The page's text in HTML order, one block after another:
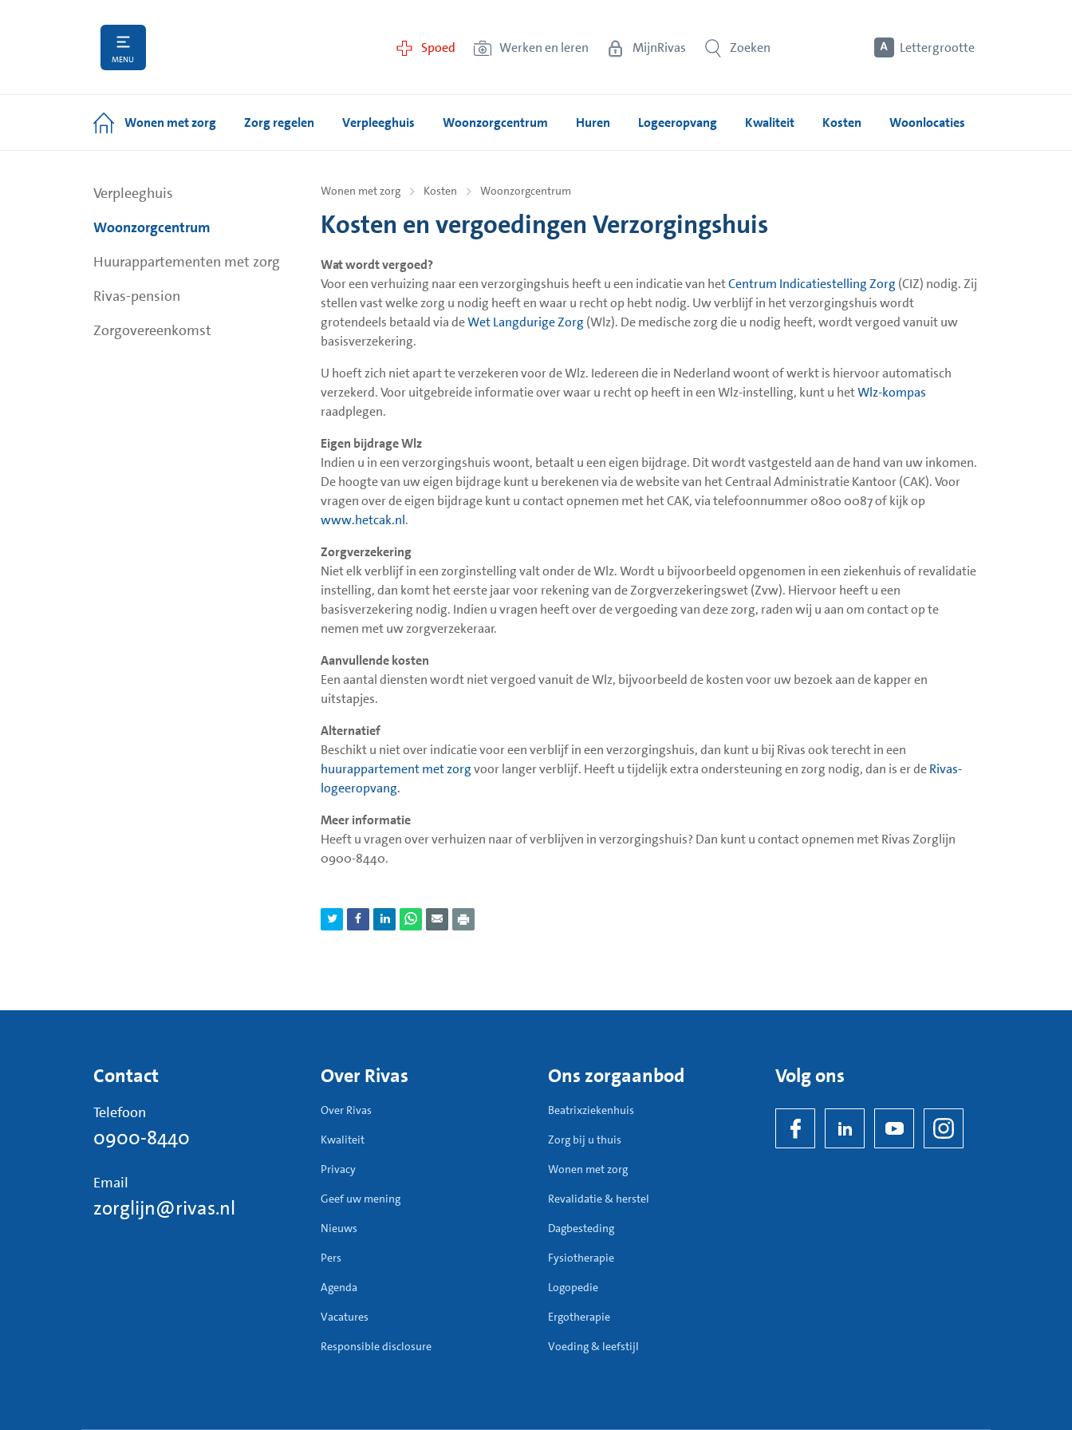
MENU
Spoed Werken en leren MijnRivas Zoeken Lettergrootte
Wonen met zorg Zorg regelen Verpleeghuis Woonzorgcentrum Huren Logeeropvang Kwaliteit Kosten Woonlocaties
Verpleeghuis
Woonzorgcentrum
Huurappartementen met zorg
Rivas-pension
Zorgovereenkomst
Wonen met zorg Kosten Woonzorgcentrum
Kosten en vergoedingen Verzorgingshuis
Wat wordt vergoed?
Voor een verhuizing naar een verzorgingshuis heeft u een indicatie van hetCentrum Indicatiestelling Zorg (CIZ) nodig. Zij
stellen vast welke zorg u nodig heeft en waar u recht op hebt nodig. Uw verblijf in het verzorgingshuis wordt
grotendeels betaald via deWet Langdurige Zorg (Wlz). De medische zorg die u nodig heeft, wordt vergoed vanuit uw
basisverzekering.
U hoeft zich niet apart te verzekeren voor de Wlz. Iedereen die in Nederland woont of werkt is hiervoor automatisch
verzekerd. Voor uitgebreide informatie over waar u recht op heeft in een Wlz-instelling, kunt u hetWlz-kompas
raadplegen.
Eigen bijdrage Wlz
Indien u in een verzorgingshuis woont, betaalt u een eigen bijdrage. Dit wordt vastgesteld aan de hand van uw inkomen.
De hoogte van uw eigen bijdrage kunt u berekenen via de website van het Centraal Administratie Kantoor (CAK). Voor
vragen over de eigen bijdrage kunt u contact opnemen met het CAK, via telefoonnummer 0800 0087 of kijk op
www.hetcak.nl.
Zorgverzekering
Niet elk verblijf in een zorginstelling valt onder de Wlz. Wordt u bijvoorbeeld opgenomen in een ziekenhuis of revalidatie
instelling, dan komt het eerste jaar voor rekening van de Zorgverzekeringswet (Zvw). Hiervoor heeft u een
basisverzekering nodig. Indien u vragen heeft over de vergoeding van deze zorg, raden wij u aan om contact op te
nemen met uw zorgverzekeraar.
Aanvullende kosten
Een aantal diensten wordt niet vergoed vanuit de Wlz, bijvoorbeeld de kosten voor uw bezoek aan de kapper en
uitstapjes.
Alternatief
Beschikt u niet over indicatie voor een verblijf in een verzorgingshuis, dan kunt u bij Rivas ook terecht in een
huurappartement met zorgvoor langer verblijf. Heeft u tijdelijk extra ondersteuning en zorg nodig, dan is er deRivas-
logeeropvang.
Meer informatie
Heeft u vragen over verhuizen naar of verblijven in verzorgingshuis? Dan kunt u contact opnemen met Rivas Zorglijn
0900-8440.
Contact
Telefoon
0900-8440
Email
zorglijn@rivas.nl
Over Rivas
Over Rivas
Kwaliteit
Privacy
Geef uw mening
Nieuws
Pers
Agenda
Vacatures
Responsible disclosure
Ons zorgaanbod
Beatrixziekenhuis
Zorg bij u thuis
Wonen met zorg
Revalidatie & herstel
Dagbesteding
Fysiotherapie
Logopedie
Ergotherapie
Voeding & leefstijl
Volg ons